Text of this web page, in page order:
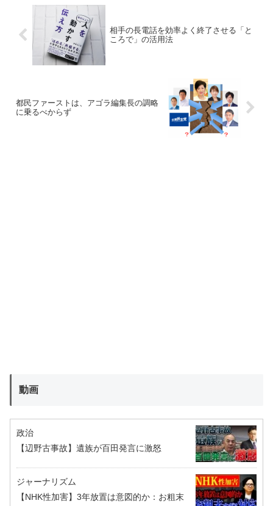
相手の長電話を効率よく終了させる「と
ころで」の活用法
都民ファーストは、アゴラ編集長の調略
に乗るべからず
動画
政治
【辺野古事故】遺族が百田発言に激怒
ジャーナリズム
【NHK性加害】3年放置は意図的か：お粗末